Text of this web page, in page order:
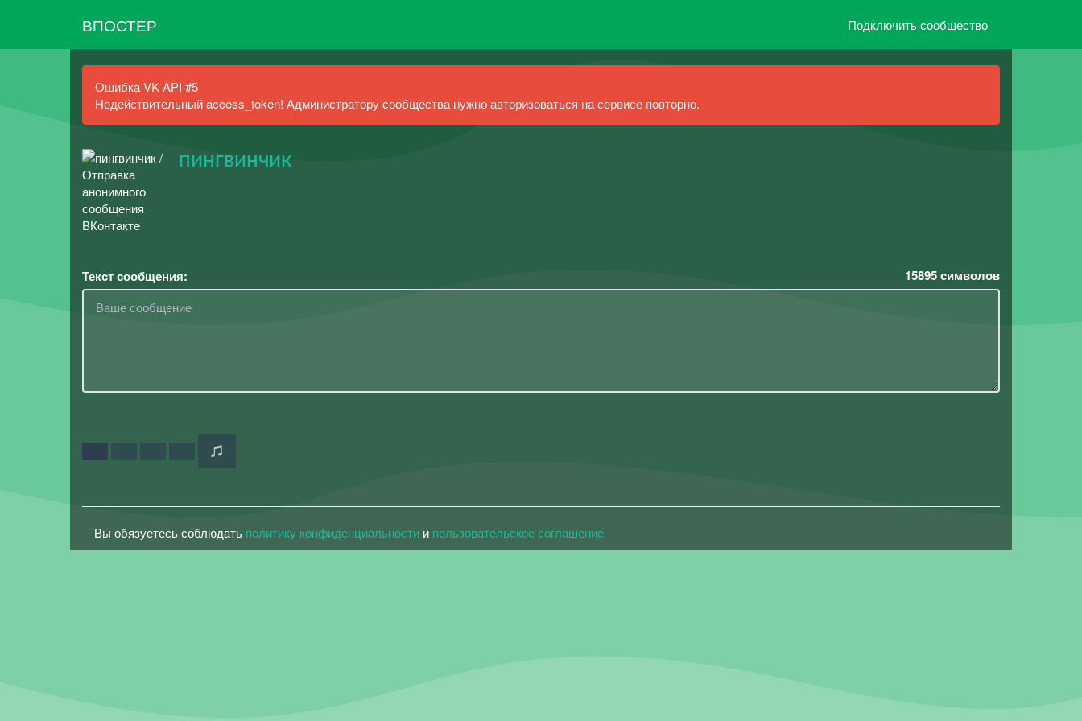
ВПОСТЕР Подключить сообщество
Ошибка VK API #5
Недействительный access_token! Администратору сообщества нужно авторизоваться на сервисе повторно.
пингвинчик
Текст сообщения: 15895символов
Вы обязуетесь соблюдать политику конфиденциальности и пользовательское соглашение